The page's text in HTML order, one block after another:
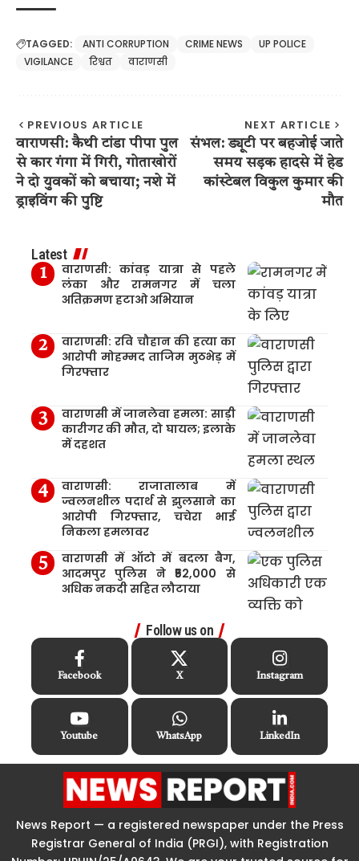
TAGGED: ANTI CORRUPTION CRIME NEWS
UP POLICE
VIGILANCE
रिश्वत वाराणसी
PREVIOUS ARTICLE
वाराणसी: कैथी टांडा पीपा पुल
से कार गंगा में गिरी, गोताखोरों
ने दो युवकों को बचाया; नशे में
ड्राइविंग की पुष्टि
NEXT ARTICLE
संभल: ड्यूटी पर बहजोई जाते
समय सड़क हादसे में हेड
कांस्टेबल विकुल कुमार की
मौत
Latest
वाराणसी: कांवड़ यात्रा से पहले
लंका और रामनगर में चला
अतिक्रमण हटाओ अभियान
वाराणसी: रवि चौहान की हत्या का
आरोपी मोहम्मद ताजिम मुठभेड़ में
गिरफ्तार
वाराणसी में जानलेवा हमला: साड़ी
कारीगर की मौत, दो घायल; इलाके
में दहशत
वाराणसी: राजातालाब में
ज्वलनशील पदार्थ से झुलसाने का
आरोपी गिरफ्तार, चचेरा भाई
निकला हमलावर
वाराणसी में ऑटो में बदला बैग,
आदमपुर पुलिस ने ₹52,000 से
अधिक नकदी सहित लौटाया
Follow us on
Facebook X Instagram
Youtube WhatsApp LinkedIn
News Report — a registered newspaper under the Press
Registrar General of India (PRGI), with Registration